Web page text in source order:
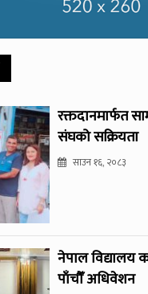
रक्तदानमार्फत
संघको सक्रियता
साउन १६, २०८३
नेपाल विद्यालय
पाँचौँ अधिवेशन